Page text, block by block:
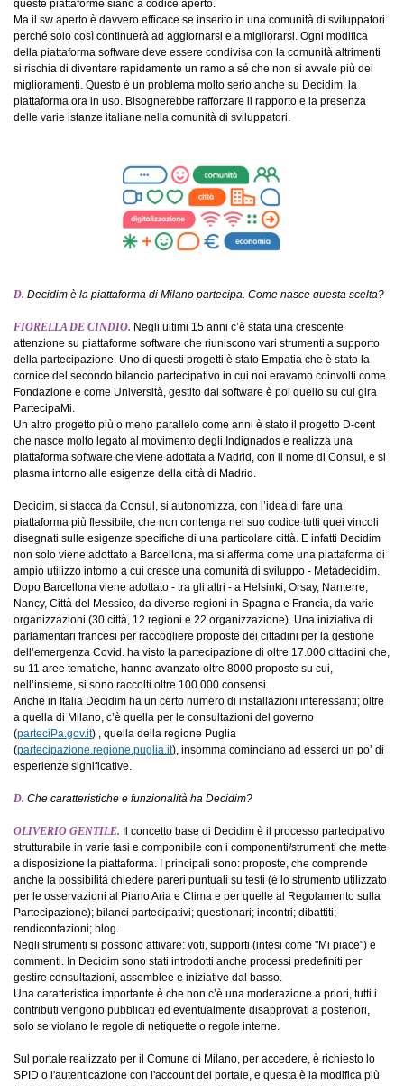
queste piattaforme siano a codice aperto.
Ma il sw aperto è davvero efficace se inserito in una comunità di sviluppatori
perché solo così continuerà ad aggiornarsi e a migliorarsi. Ogni modifica
della piattaforma software deve essere condivisa con la comunità altrimenti
si rischia di diventare rapidamente un ramo a sé che non si avvale più dei
miglioramenti. Questo è un problema molto serio anche su Decidim, la
piattaforma ora in uso. Bisognerebbe rafforzare il rapporto e la presenza
delle varie istanze italiane nella comunità di sviluppatori.
D. Decidim è la piattaforma di Milano partecipa. Come nasce questa scelta?
FIORELLA DE CINDIO. Negli ultimi 15 anni c’è stata una crescente
attenzione su piattaforme software che riuniscono vari strumenti a supporto
della partecipazione. Uno di questi progetti è stato Empatia che è stato la
cornice del secondo bilancio partecipativo in cui noi eravamo coinvolti come
Fondazione e come Università, gestito dal software è poi quello su cui gira
PartecipaMi.
Un altro progetto più o meno parallelo come anni è stato il progetto D-cent
che nasce molto legato al movimento degli Indignados e realizza una
piattaforma software che viene adottata a Madrid, con il nome di Consul, e si
plasma intorno alle esigenze della città di Madrid.
Decidim, si stacca da Consul, si autonomizza, con l’idea di fare una
piattaforma più flessibile, che non contenga nel suo codice tutti quei vincoli
disegnati sulle esigenze specifiche di una particolare città. E infatti Decidim
non solo viene adottato a Barcellona, ma si afferma come una piattaforma di
ampio utilizzo intorno a cui cresce una comunità di sviluppo - Metadecidim.
Dopo Barcellona viene adottato - tra gli altri - a Helsinki, Orsay, Nanterre,
Nancy, Città del Messico, da diverse regioni in Spagna e Francia, da varie
organizzazioni (30 città, 12 regioni e 22 organizzazione). Una iniziativa di
parlamentari francesi per raccogliere proposte dei cittadini per la gestione
dell’emergenza Covid. ha visto la partecipazione di oltre 17.000 cittadini che,
su 11 aree tematiche, hanno avanzato oltre 8000 proposte su cui,
nell’insieme, si sono raccolti oltre 100.000 consensi.
Anche in Italia Decidim ha un certo numero di installazioni interessanti; oltre
a quella di Milano, c’è quella per le consultazioni del governo
(parteciPa.gov.it) , quella della regione Puglia
(partecipazione.regione.puglia.it), insomma cominciano ad esserci un po’ di
esperienze significative.
D. Che caratteristiche e funzionalità ha Decidim?
OLIVERIO GENTILE. Il concetto base di Decidim è il processo partecipativo
strutturabile in varie fasi e componibile con i componenti/strumenti che mette
a disposizione la piattaforma. I principali sono: proposte, che comprende
anche la possibilità chiedere pareri puntuali su testi (è lo strumento utilizzato
per le osservazioni al Piano Aria e Clima e per quelle al Regolamento sulla
Partecipazione); bilanci partecipativi; questionari; incontri; dibattiti;
rendicontazioni; blog.
Negli strumenti si possono attivare: voti, supporti (intesi come "Mi piace") e
commenti. In Decidim sono stati introdotti anche processi predefiniti per
gestire consultazioni, assemblee e iniziative dal basso.
Una caratteristica importante è che non c’è una moderazione a priori, tutti i
contributi vengono pubblicati ed eventualmente disapprovati a posteriori,
solo se violano le regole di netiquette o regole interne.
Sul portale realizzato per il Comune di Milano, per accedere, è richiesto lo
SPID o l'autenticazione con l'account del portale, e questa è la modifica più